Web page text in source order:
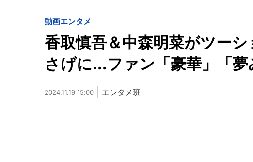
動画エンタメ
香取慎吾＆中森明菜がツー
さげに...ファン「豪華」「夢
2024.11.19 15:00 エンタメ班